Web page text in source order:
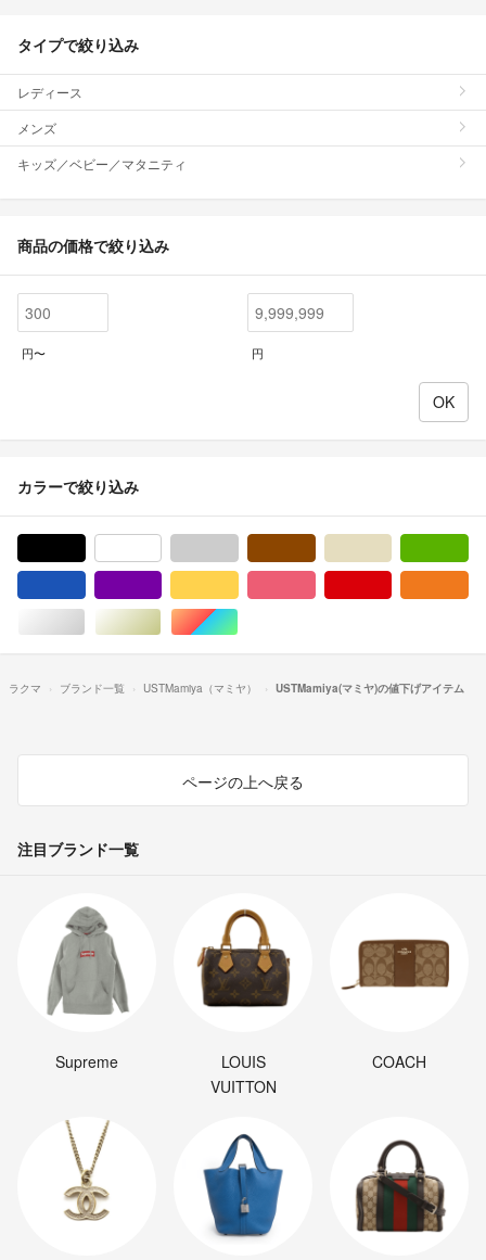
タイプで絞り込み
レディース
メンズ
キッズ／ベビー／マタニティ
商品の価格で絞り込み
円〜 円
カラーで絞り込み
シルバー/銀色系ゴールド/金色系マルチカラー
ラクマ ブランド一覧 USTMamiya（マミヤ） USTMamiya(マミヤ)の値下げアイテム
ページの上へ戻る
注目ブランド一覧
Supreme
LOUIS
VUITTON
COACH